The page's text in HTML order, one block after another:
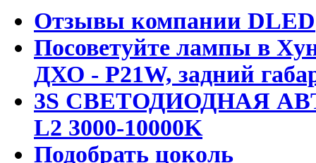
Отзывы компании DLED
Посоветуйте лампы в
ДХО - P21W, задний
3S СВЕТОДИОДНАЯ
L2 3000-10000K
Подобрать цоколь